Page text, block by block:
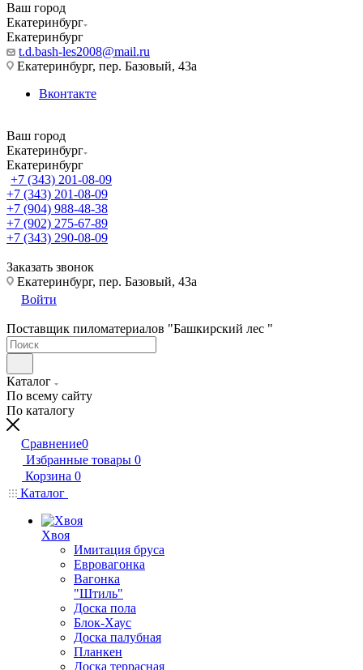
Ваш город
Екатеринбург
Екатеринбург
t.d.bash-les2008@mail.ru
Екатеринбург, пер. Базовый, 43а
Вконтакте
Ваш город
Екатеринбург
Екатеринбург
+7 (343) 201-08-09
+7 (343) 201-08-09
+7 (904) 988-48-38
+7 (902) 275-67-89
+7 (343) 290-08-09
Заказать звонок
Екатеринбург, пер. Базовый, 43а
Войти
Поставщик пиломатериалов "Башкирский лес "
Каталог
По всему сайту
По каталогу
Сравнение0
Избранные товары 0
Корзина 0
Каталог
Хвоя
Имитация бруса
Евровагонка
Вагонка
"Штиль"
Доска пола
Блок-Хаус
Доска палубная
Планкен
Доска террасная